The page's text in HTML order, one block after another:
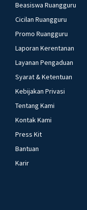
Beasiswa Ruangguru
Cicilan Ruangguru
Promo Ruangguru
Laporan Kerentanan
Layanan Pengaduan
Syarat & Ketentuan
Kebijakan Privasi
Tentang Kami
Kontak Kami
Press Kit
Bantuan
Karir